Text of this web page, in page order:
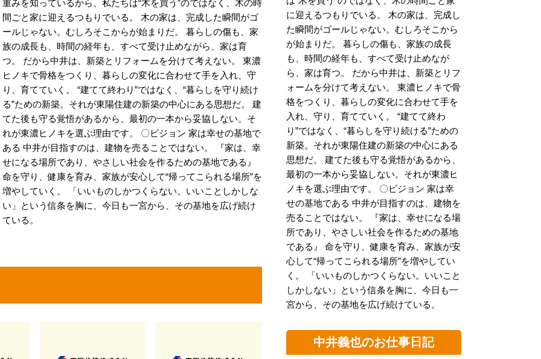
重みを知っているから、私たちは“木を買う”のではなく、木の時
間ごと家に迎えるつもりでいる。 木の家は、完成した瞬間がゴ
ールじゃない。むしろそこからが始まりだ。 暮らしの傷も、家
族の成長も、時間の経年も、すべて受け止めながら、家は育
つ。 だから中井は、新築とリフォームを分けて考えない。 東濃
ヒノキで骨格をつくり、暮らしの変化に合わせて手を入れ、守
り、育てていく。 “建てて終わり”ではなく、“暮らしを守り続け
る”ための新築。それが東陽住建の新築の中心にある思想だ。 建
てた後も守る覚悟があるから、最初の一本から妥協しない。そ
れが東濃ヒノキを選ぶ理由です。 〇ビジョン 家は幸せの基地で
ある 中井が目指すのは、建物を売ることではない。 『家は、幸
せになる場所であり、やさしい社会を作るための基地である』
命を守り、健康を育み、家族が安心して“帰ってこられる場所”を
増やしていく。 「いいものしかつくらない。いいことしかしな
い」という信条を胸に、今日も一宮から、その基地を広げ続け
ている。
に迎えるつもりでいる。 木の家は、完成し
た瞬間がゴールじゃない。むしろそこから
が始まりだ。 暮らしの傷も、家族の成長
も、時間の経年も、すべて受け止めなが
ら、家は育つ。 だから中井は、新築とリフ
ォームを分けて考えない。 東濃ヒノキで骨
格をつくり、暮らしの変化に合わせて手を
入れ、守り、育てていく。 “建てて終わ
り”ではなく、“暮らしを守り続ける”ための
新築。それが東陽住建の新築の中心にある
思想だ。 建てた後も守る覚悟があるから、
最初の一本から妥協しない。それが東濃ヒ
ノキを選ぶ理由です。 〇ビジョン 家は幸
せの基地である 中井が目指すのは、建物を
売ることではない。 『家は、幸せになる場
所であり、やさしい社会を作るための基地
である』 命を守り、健康を育み、家族が安
心して“帰ってこられる場所”を増やしてい
く。 「いいものしかつくらない。いいこと
しかしない」という信条を胸に、今日も一
宮から、その基地を広げ続けている。
中井義也のお仕事日記